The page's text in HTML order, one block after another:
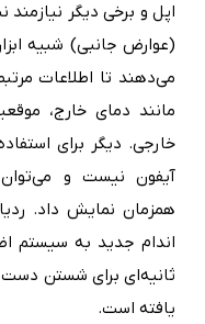
(عوارض جانبی) شبیه
می‌دهند تا اطلاعات
مانند دمای خارج،
خارجی. دیگر برای
همزمان نمایش داد.
ثانیه‌ای برای شستن
یافته است.